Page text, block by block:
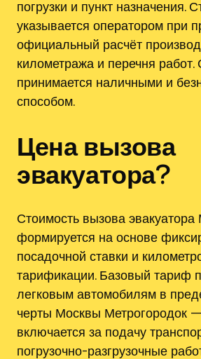
погрузки и пункт назначения.
указывается оператором при
официальный расчёт
километража и перечня работ.
принимается наличными и
способом.
Цена вызова
эвакуатора?
Стоимость вызова эвакуатора
формируется на основе
посадочной ставки и
тарификации. Базовый тариф
легковым автомобилям в
черты Москвы Метрогородок
включается за подачу
погрузочно-разгрузочные